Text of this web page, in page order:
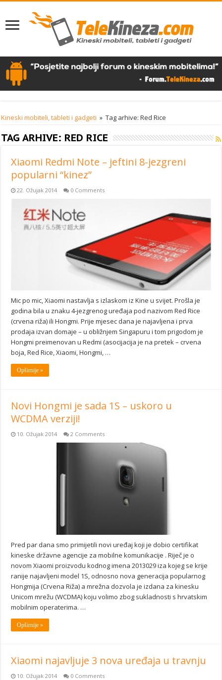
Kineski mobiteli, tableti i gadgeti » Tag arhive: Red Rice
TAG ARHIVE: RED RICE
Xiaomi Redmi Note – jeftini 8-jezgreni
popularni “kinez”
22. Ožujak 2014 0 Comments
Mic po mic, Xiaomi nastavlja s izlaskom iz Kine u svijet. Prošla je
godina bila u znaku 4-jezgrenog uređaja pod nazivom Red Rice
(crvena riža) ili Hongmi. Prije mjesec dana je najavljena i prva
prodaja izvan domaje – u obližnjem Singapuru i tom prigodom je
Hongmi preimenovan u Redmi (asocijacija je na pretek – crvena
boja, Red Rice, Xiaomi, Hongmi, …
Opširnije »
Novi Hongmi je sada 1S – uskoro u
WCDMA verziji!
10. Ožujak 2014 2 Comments
Pred par dana smo primijetili novi uređaj koji je dobio certifikat
kineske državne agencije za mobilne komunikacije . Riječ je o
novom Xiaomi proizvodu kodnog imena 2013029 iza kojeg se krije
ranije najavljeni model 1S, odnosno nova generacija popularnog
Hongmija (Crvena Riža) a mrežna dozvola je izdana za kinesku
Unicom mrežu (WCDMA) koju volimo zbog sukladnosti s hrvatskim
mobilnim operaterima. …
Opširnije »
Xiaomi najavljuje 3 nova uređaja u travnju
10. Ožujak 2014 0 Comments